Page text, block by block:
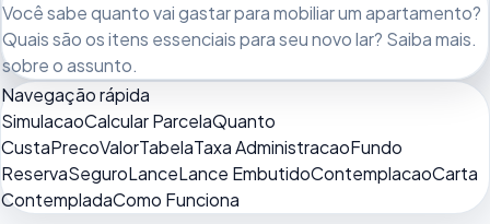
Você sabe quanto vai gastar para mobiliar um apartamento?
Quais são os itens essenciais para seu novo lar? Saiba mais.
sobre o assunto.
Navegação rápida
SimulacaoCalcular ParcelaQuanto
CustaPrecoValorTabelaTaxa AdministracaoFundo
ReservaSeguroLanceLance EmbutidoContemplacaoCarta
ContempladaComo Funciona